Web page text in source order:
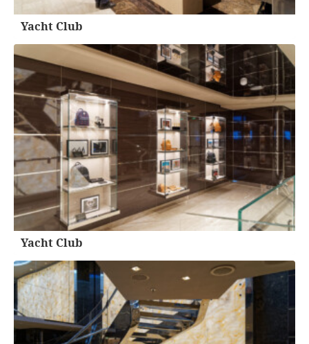
Yacht Club
Yacht Club